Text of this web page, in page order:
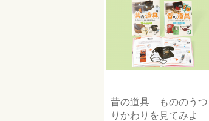
昔の道具 もののうつ
りかわりを見てみよ